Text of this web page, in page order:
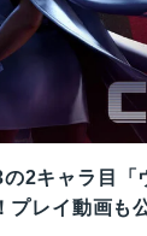
の2キャラ目
プレイ動画も